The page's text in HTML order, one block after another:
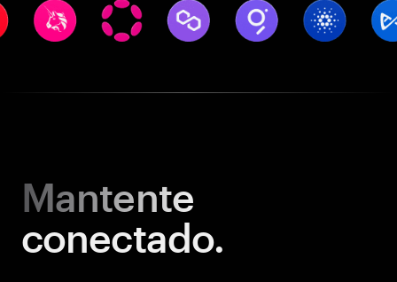
Mantente
conectado.